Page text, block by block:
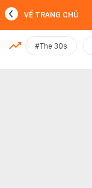
MỚI NHẤT
VỀ TRANG CHỦ
#The 30s